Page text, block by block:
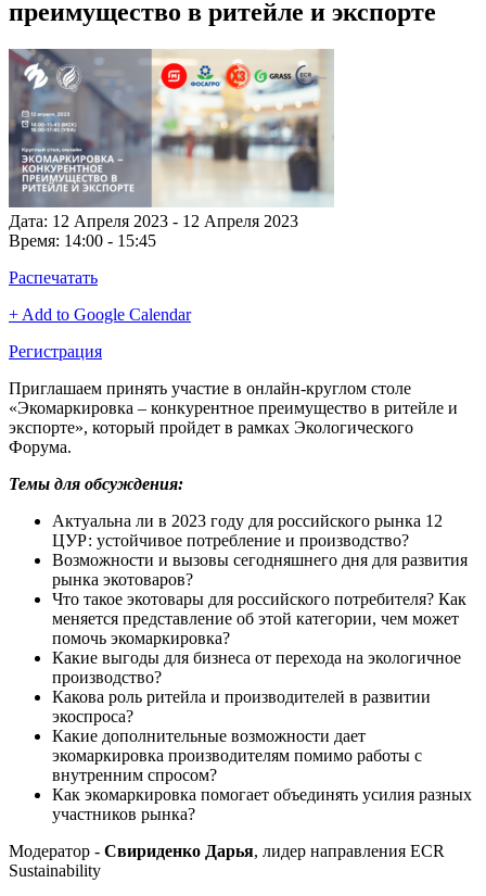
преимущество в ритейле и экспорте
Дата: 12 Апреля 2023 - 12 Апреля 2023
Время: 14:00 - 15:45
Распечатать
+ Add to Google Calendar
Регистрация
Приглашаем принять участие в онлайн-круглом столе
«Экомаркировка – конкурентное преимущество в ритейле и
экспорте», который пройдет в рамках Экологического
Форума.
Темы для обсуждения:
Актуальна ли в 2023 году для российского рынка 12
ЦУР: устойчивое потребление и производство?
Возможности и вызовы сегодняшнего дня для развития
рынка экотоваров?
Что такое экотовары для российского потребителя? Как
меняется представление об этой категории, чем может
помочь экомаркировка?
Какие выгоды для бизнеса от перехода на экологичное
производство?
Какова роль ритейла и производителей в развитии
экоспроса?
Какие дополнительные возможности дает
экомаркировка производителям помимо работы с
внутренним спросом?
Как экомаркировка помогает объединять усилия разных
участников рынка?
Модератор - Свириденко Дарья, лидер направления ECR
Sustainability